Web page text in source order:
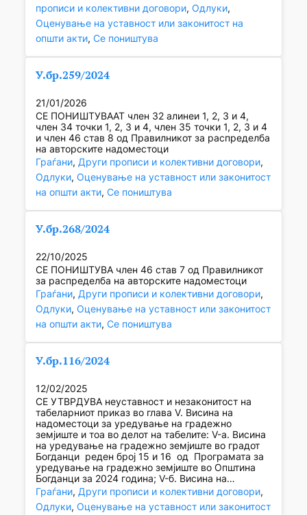
прописи и колективни договори, Одлуки
Оценување на уставност или законитост на
општи акти, Се поништува
У.бр.259/2024
21/01/2026
СЕ ПОНИШТУВААТ член 32 алинеи 1, 2, 3 и 4,
член 34 точки 1, 2, 3 и 4, член 35 точки 1, 2, 3 и 4
и член 46 став 8 од Правилникот за распределба
на авторските надоместоци
Граѓани, Други прописи и колективни договори
Одлуки, Оценување на уставност или законитост
на општи акти, Се поништува
У.бр.268/2024
22/10/2025
СЕ ПОНИШТУВА член 46 став 7 од Правилникот
за распределба на авторските надоместоци
Граѓани, Други прописи и колективни договори
Одлуки, Оценување на уставност или законитост
на општи акти, Се поништува
У.бр.116/2024
12/02/2025
СЕ УТВРДУВА неуставност и незаконитост на
табеларниот приказ во глава V. Висина на
надоместоци за уредување на градежно
земјиште и тоа во делот на табелите: V-а. Висина
на уредување на градежно земјиште во градот
Богданци реден број 15 и 16 од Програмата за
уредување на градежно земјиште во Општина
Богданци за 2024 година; V-б. Висина на…
Граѓани, Други прописи и колективни договори
Одлуки, Оценување на уставност или законитост